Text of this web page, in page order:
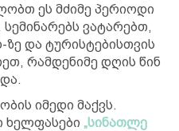
ეს მძიმე პერიოდი
ვატარებთ,
და ტურისტებისთვის
რამდენიმე დღის წინ
იმედი მაქვს.
„სინათლე